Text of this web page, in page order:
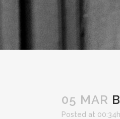
05 MAR
Posted at 00:34h